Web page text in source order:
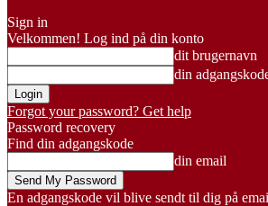
Sign in
Velkommen! Log ind på din konto
dit brugernavn
din
Forgot your password? Get help
Password recovery
Find din adgangskode
din email
En adgangskode vil blive sendt til dig på